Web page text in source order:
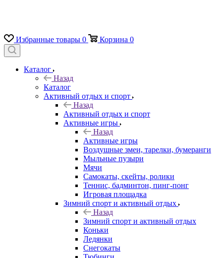
Избранные товары 0 Корзина 0
Каталог
Назад
Каталог
Активный отдых и спорт
Назад
Активный отдых и спорт
Активные игры
Назад
Активные игры
Воздушные змеи, тарелки, бумеранги
Мыльные пузыри
Мячи
Самокаты, скейты, ролики
Теннис, бадминтон, пинг-понг
Игровая площадка
Зимний спорт и активный отдых
Назад
Зимний спорт и активный отдых
Коньки
Ледянки
Снегокаты